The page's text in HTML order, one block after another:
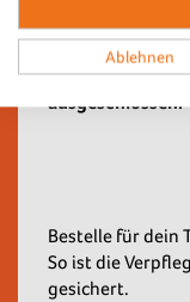
Bitte beachte:
ausgeschlossen.
Bestelle für dein
So ist die
gesichert.
Ablehnen